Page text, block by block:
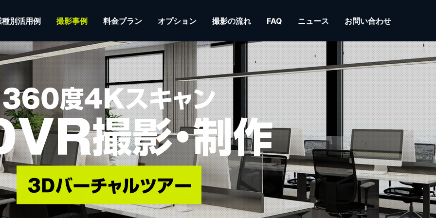
種別活用例 撮影事例 料金プラン オプション 撮影の流れ FAQ ニュース お問い合わせ